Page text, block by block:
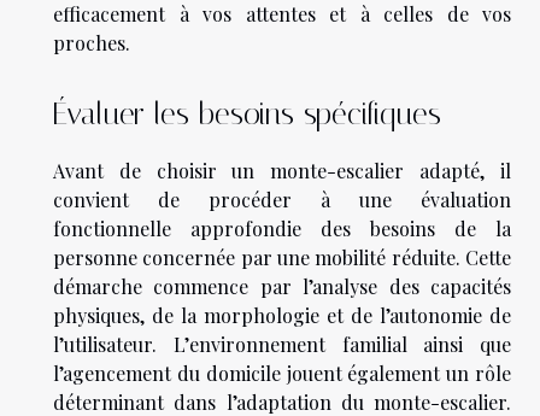
efficacement à vos attentes et à celles de vos
proches.
Évaluer les besoins spécifiques
Avant de choisir un monte-escalier adapté, il
convient de procéder à une évaluation
fonctionnelle approfondie des besoins de la
personne concernée par une mobilité réduite. Cette
démarche commence par l’analyse des capacités
physiques, de la morphologie et de l’autonomie de
l’utilisateur. L’environnement familial ainsi que
l’agencement du domicile jouent également un rôle
déterminant dans l’adaptation du monte-escalier.